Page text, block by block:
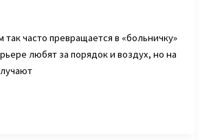
часто превращается в «больничку»
любят за порядок и воздух, но на